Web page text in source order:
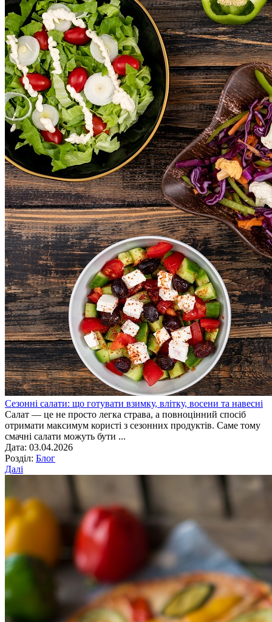
Сезонні салати: що готувати взимку, влітку, восени та навесні
Салат — це не просто легка страва, а повноцінний спосіб
отримати максимум користі з сезонних продуктів. Саме тому
смачні салати можуть бути ...
Дата: 03.04.2026
Розділ: Блог
Далі